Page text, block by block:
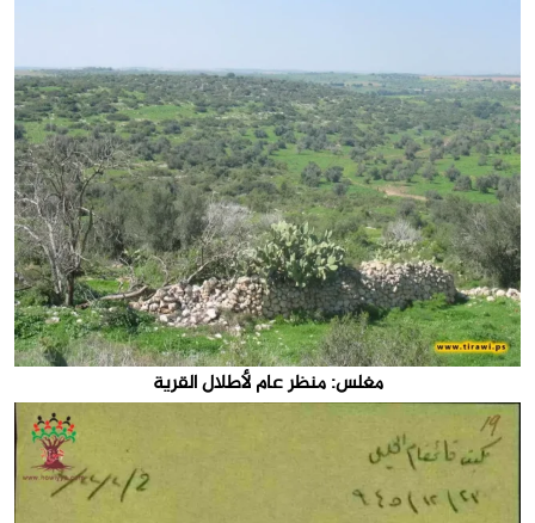
مغلس: منظر عام لأطلال القرية